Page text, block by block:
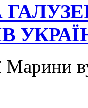
Марини